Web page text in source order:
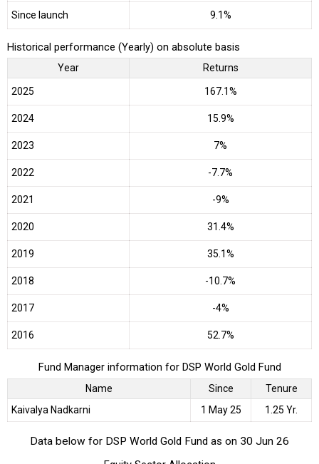
Since launch 9.1%
Historical performance (Yearly) on absolute basis
Year Returns
2025 167.1%
2024 15.9%
2023 7%
2022 -7.7%
2021 -9%
2020 31.4%
2019 35.1%
2018 -10.7%
2017 -4%
2016 52.7%
Fund Manager information for DSP World Gold Fund
Name Since
Tenure
Kaivalya Nadkarni
1 May 25 1.25 Yr.
Data below for DSP World Gold Fund as on 30 Jun 26